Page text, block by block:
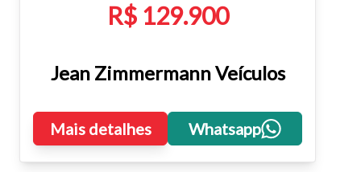
R$ 129.900
Jean Zimmermann Veículos
Mais detalhes Whatsapp